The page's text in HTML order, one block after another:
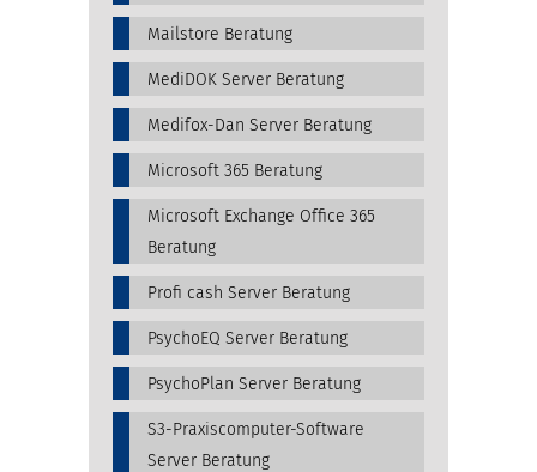
Mailstore Beratung
MediDOK Server Beratung
Medifox-Dan Server Beratung
Microsoft 365 Beratung
Microsoft Exchange Office 365
Beratung
Profi cash Server Beratung
PsychoEQ Server Beratung
PsychoPlan Server Beratung
S3-Praxiscomputer-Software
Server Beratung